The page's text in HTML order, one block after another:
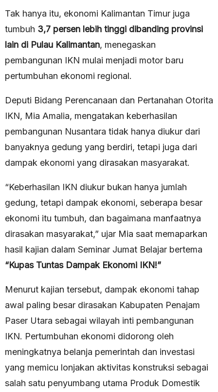
Tak hanya itu, ekonomi Kalimantan Timur juga
tumbuh 3,7 persen lebih tinggi dibanding provinsi
lain di Pulau Kalimantan, menegaskan
pembangunan IKN mulai menjadi motor baru
pertumbuhan ekonomi regional.
Deputi Bidang Perencanaan dan Pertanahan Otorita
IKN, Mia Amalia, mengatakan keberhasilan
pembangunan Nusantara tidak hanya diukur dari
banyaknya gedung yang berdiri, tetapi juga dari
dampak ekonomi yang dirasakan masyarakat.
“Keberhasilan IKN diukur bukan hanya jumlah
gedung, tetapi dampak ekonomi, seberapa besar
ekonomi itu tumbuh, dan bagaimana manfaatnya
dirasakan masyarakat,” ujar Mia saat memaparkan
hasil kajian dalam Seminar Jumat Belajar bertema
“Kupas Tuntas Dampak Ekonomi IKN!”
Menurut kajian tersebut, dampak ekonomi tahap
awal paling besar dirasakan Kabupaten Penajam
Paser Utara sebagai wilayah inti pembangunan
IKN. Pertumbuhan ekonomi didorong oleh
meningkatnya belanja pemerintah dan investasi
yang memicu lonjakan aktivitas konstruksi sebagai
salah satu penyumbang utama Produk Domestik